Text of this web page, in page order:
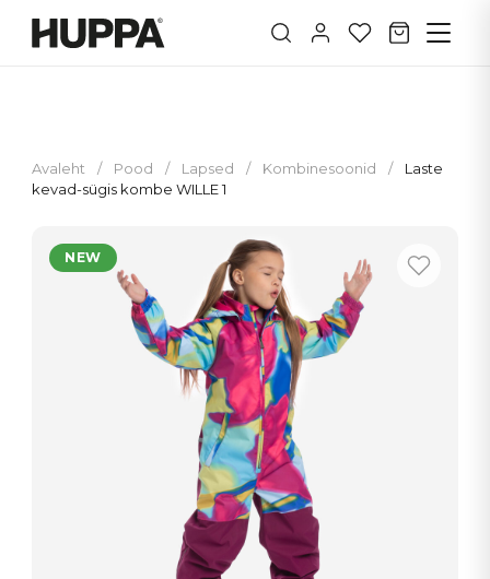
Avaleht / Pood / Lapsed / Kombinesoonid /
Laste
kevad-sügis kombe WILLE 1
NEW